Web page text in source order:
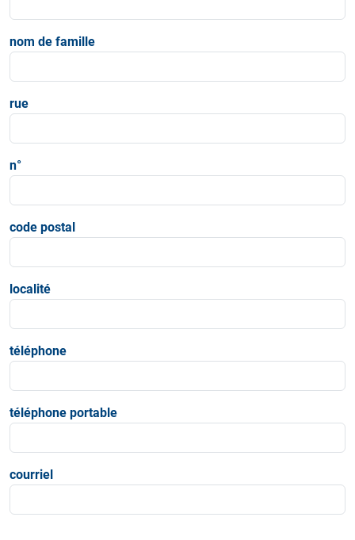
nom de famille
rue
n°
code postal
localité
téléphone
téléphone portable
courriel